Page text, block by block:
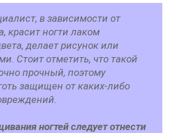
в зависимости от
красит ногти лаком
делает рисунок или
Стоит отметить, что такой
прочный, поэтому
защищен от каких-либо
ногтей следует отнести